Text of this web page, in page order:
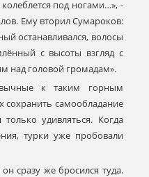
под ногами…», -
Ему вторил Сумароков:
останавливался, волосы
с высоты взгляд с
над головой громадам».
к таким горным
сохранить самообладание
удивляться. Когда
турки уже пробовали
сразу же бросился туда.